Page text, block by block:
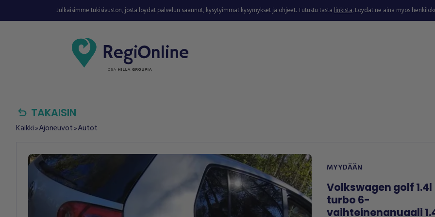
Julkaisimme tukisivuston, josta löydät palvelun säännöt, kysytyimmät kysymykset ja ohjeet. Tutustu tästälinkistä. Löydät ne aina myös
undo TAKAISIN
Kaikki double_arrowAjoneuvot double_arrowAutot
MYYDÄÄN
Volkswagen golf 1.4l
turbo 6-
vaihteinenanuaali